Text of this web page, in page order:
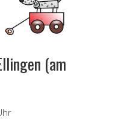
(am